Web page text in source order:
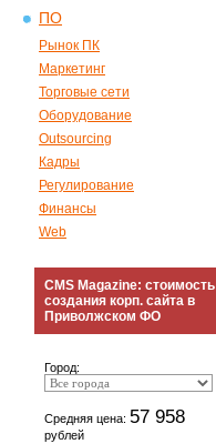
ПО
Рынок ПК
Маркетинг
Торговые сети
Оборудование
Outsourcing
Кадры
Регулирование
Финансы
Web
CMS Magazine: стоимость
создания корп. сайта в
Приволжском ФО
Город:
Средняя цена: 57 958
рублей